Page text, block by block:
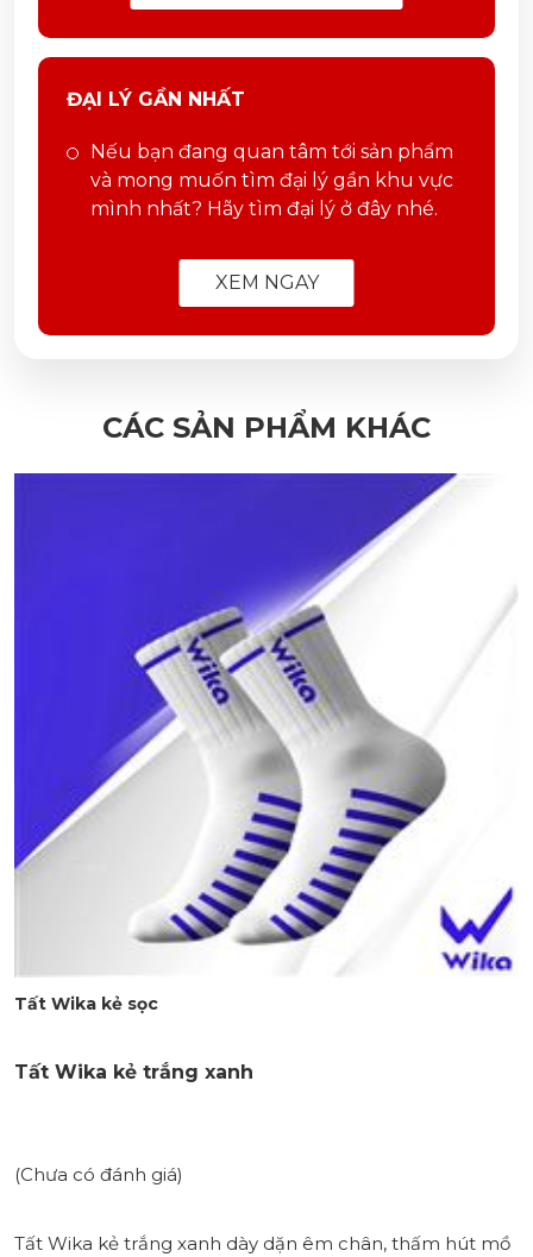
ĐẠI LÝ GẦN NHẤT
Nếu bạn đang quan tâm tới sản phẩm
và mong muốn tìm đại lý gần khu vực
mình nhất? Hãy tìm đại lý ở đây nhé.
XEM NGAY
CÁC SẢN PHẨM KHÁC
Tất Wika kẻ sọc
Tất Wika kẻ trắng xanh
(Chưa có đánh giá)
Tất Wika kẻ trắng xanh dày dặn êm chân, thấm hút mồ